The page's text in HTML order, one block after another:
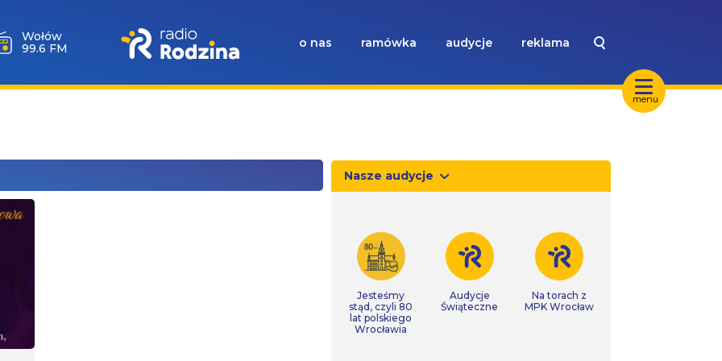
menu
Wołów
99.6 FM
o nas ramówka audycje reklama
Nasze audycje
Jesteśmy
stąd, czyli 80
lat polskiego
Wrocławia
Audycje
Świąteczne
Na torach z
MPK Wrocław